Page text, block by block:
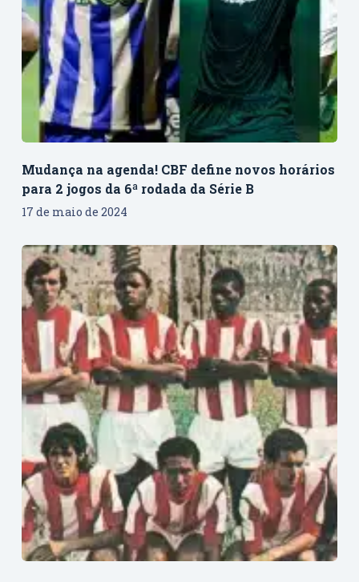
Mudança na agenda! CBF define novos horários
para 2 jogos da 6ª rodada da Série B
17 de maio de 2024